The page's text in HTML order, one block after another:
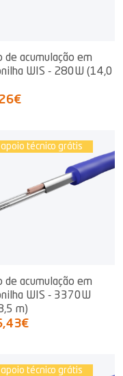
de acumulação em
WIS - 280W (14,0
apoio técnico grátis
de acumulação em
WIS - 3370W
m)
apoio técnico grátis